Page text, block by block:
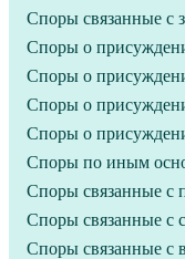
Споры связанные с
Споры о
Споры о
Споры о
Споры о
Споры по иным
Споры связанные с
Споры связанные с
Споры связанные с